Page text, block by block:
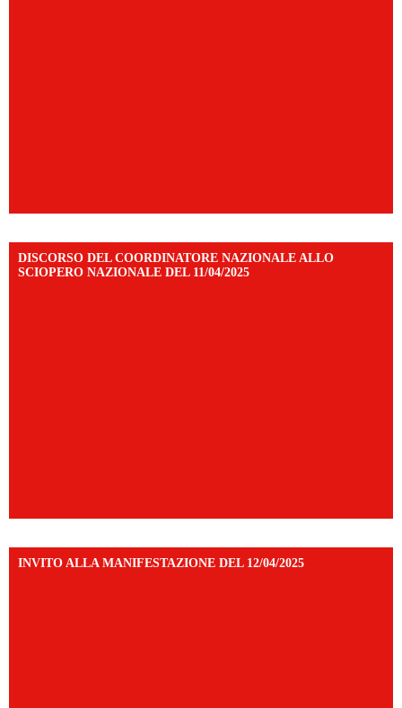
DISCORSO DEL COORDINATORE NAZIONALE ALLO
SCIOPERO NAZIONALE DEL 11/04/2025
INVITO ALLA MANIFESTAZIONE DEL 12/04/2025